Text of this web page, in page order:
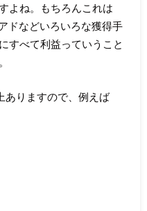
よね。もちろんこれは
ドなどいろいろな獲得手
すべて利益っていうこと
ありますので、例えば